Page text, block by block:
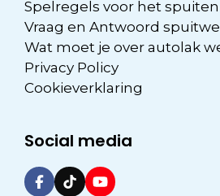
Spelregels voor het spuiten
Vraag en Antwoord
Wat moet je over autolak
Privacy Policy
Cookieverklaring
Social media